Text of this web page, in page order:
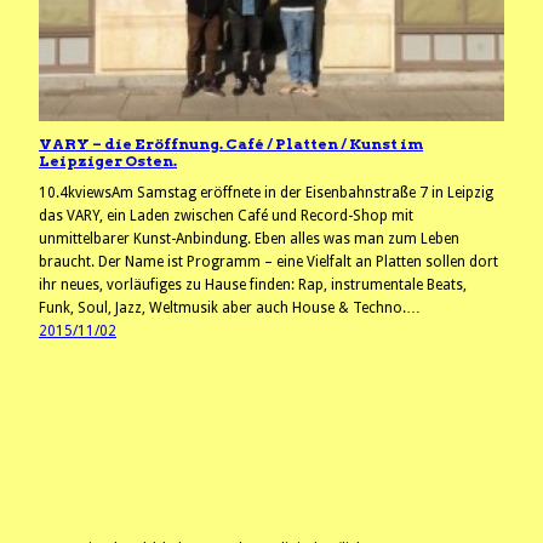
VARY – die Eröffnung. Café / Platten / Kunst im
Leipziger Osten.
10.4kviewsAm Samstag eröffnete in der Eisenbahnstraße 7 in Leipzig
das VARY, ein Laden zwischen Café und Record-Shop mit
unmittelbarer Kunst-Anbindung. Eben alles was man zum Leben
braucht. Der Name ist Programm – eine Vielfalt an Platten sollen dort
ihr neues, vorläufiges zu Hause finden: Rap, instrumentale Beats,
Funk, Soul, Jazz, Weltmusik aber auch House & Techno.…
2015/11/02